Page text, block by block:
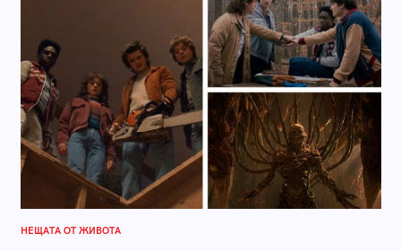
НЕЩАТА ОТ ЖИВОТА